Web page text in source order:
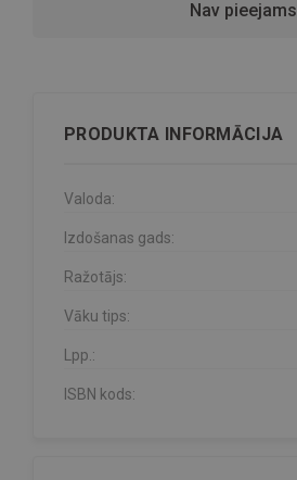
Nav pieejams
PRODUKTA INFORMĀCIJA
Valoda:
Izdošanas gads:
Ražotājs:
Vāku tips:
Lpp.:
ISBN kods: